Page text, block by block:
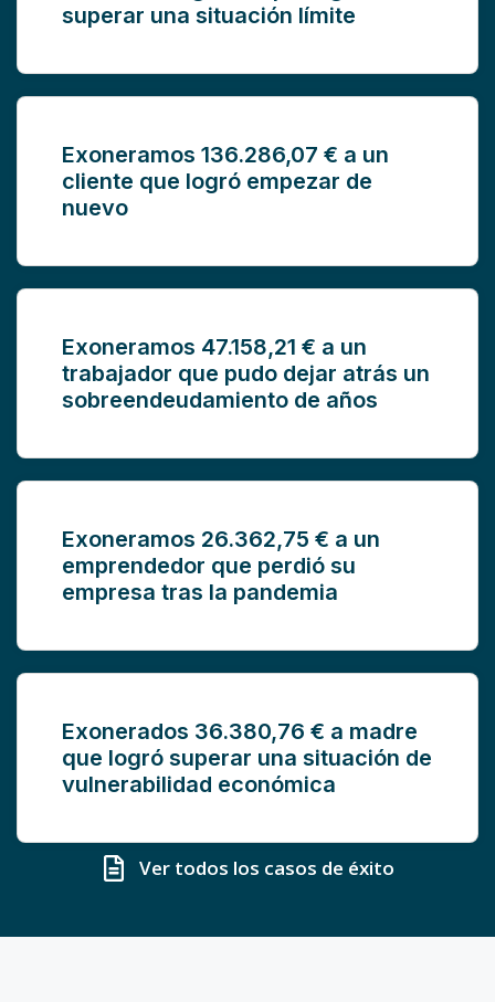
Ver todos los casos de éxito
superar una situación límite
Exoneramos 136.286,07 € a un
cliente que logró empezar de
nuevo
Exoneramos 47.158,21 € a un
trabajador que pudo dejar atrás un
sobreendeudamiento de años
Exoneramos 26.362,75 € a un
emprendedor que perdió su
empresa tras la pandemia
Exonerados 36.380,76 € a madre
que logró superar una situación de
vulnerabilidad económica